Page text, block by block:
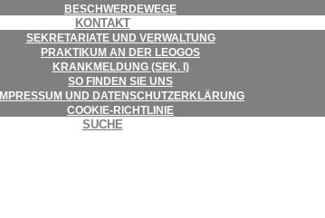
BESCHWER­DE­WEGE
KON­TAKT
SEKRE­TA­RIATE UND VERWALTUNG
PRAK­TI­KUM AN DER LEOGOS
KRANK­MEL­DUNG (SEK. I)
SO FIN­DEN SIE UNS
IMPRES­SUM UND DATENSCHUTZERKLÄRUNG
COO­KIE-RICHT­LI­NIE
SUCHE